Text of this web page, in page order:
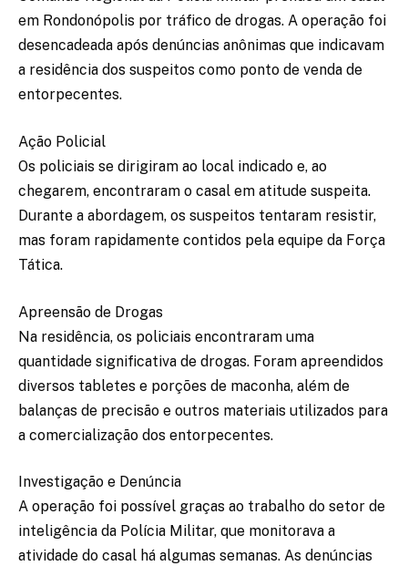
em Rondonópolis por tráfico de drogas. A operação foi
desencadeada após denúncias anônimas que indicavam
a residência dos suspeitos como ponto de venda de
entorpecentes.
Ação Policial
Os policiais se dirigiram ao local indicado e, ao
chegarem, encontraram o casal em atitude suspeita.
Durante a abordagem, os suspeitos tentaram resistir,
mas foram rapidamente contidos pela equipe da Força
Tática.
Apreensão de Drogas
Na residência, os policiais encontraram uma
quantidade significativa de drogas. Foram apreendidos
diversos tabletes e porções de maconha, além de
balanças de precisão e outros materiais utilizados para
a comercialização dos entorpecentes.
Investigação e Denúncia
A operação foi possível graças ao trabalho do setor de
inteligência da Polícia Militar, que monitorava a
atividade do casal há algumas semanas. As denúncias